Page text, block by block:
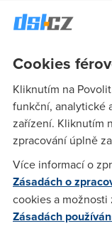
Anonym(21.5.2005
LOL ale tady nejsou
(22.5.2005
ale mohly by byt
kurt(22.5.2005
Cookies
Kliknutím na
funkční, analytické
zařízení. Kliknutím
zpracování úplně
Více informací o
Zásadách o
cookies a
Zásadách